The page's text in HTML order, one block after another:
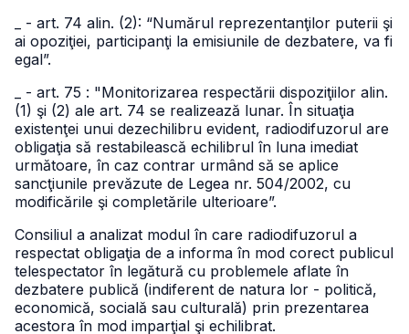
_ - art. 74 alin. (2): “Numărul reprezentanţilor puterii şi
ai opoziţiei, participanţi la emisiunile de dezbatere, va fi
egal”.
_ - art. 75 : "Monitorizarea respectării dispoziţiilor alin.
(1) şi (2) ale art. 74 se realizează lunar. În situaţia
existenţei unui dezechilibru evident, radiodifuzorul are
obligaţia să restabilească echilibrul în luna imediat
următoare, în caz contrar urmând să se aplice
sancţiunile prevăzute de Legea nr. 504/2002, cu
modificările şi completările ulterioare”.
Consiliul a analizat modul în care radiodifuzorul a
respectat obligaţia de a informa în mod corect publicul
telespectator în legătură cu problemele aflate în
dezbatere publică (indiferent de natura lor - politică,
economică, socială sau culturală) prin prezentarea
acestora în mod imparţial şi echilibrat.